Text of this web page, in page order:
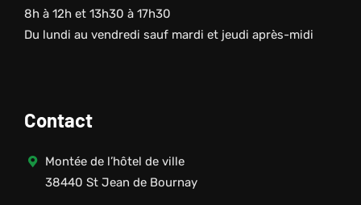
8h à 12h et 13h30 à 17h30
Du lundi au vendredi sauf mardi et jeudi après-midi
Contact
Montée de l’hôtel de ville
38440 St Jean de Bournay